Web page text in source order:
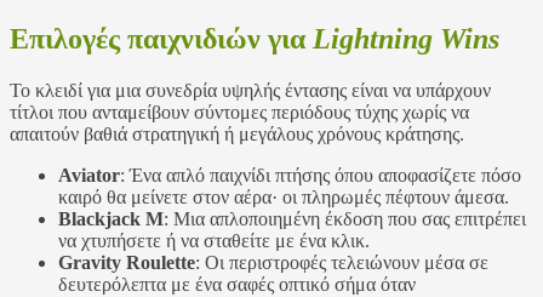
Επιλογές παιχνιδιών για Lightning Wins
Το κλειδί για μια συνεδρία υψηλής έντασης είναι να υπάρχουν
τίτλοι που ανταμείβουν σύντομες περιόδους τύχης χωρίς να
απαιτούν βαθιά στρατηγική ή μεγάλους χρόνους κράτησης.
Aviator: Ένα απλό παιχνίδι πτήσης όπου αποφασίζετε πόσο
καιρό θα μείνετε στον αέρα· οι πληρωμές πέφτουν άμεσα.
Blackjack M: Μια απλοποιημένη έκδοση που σας επιτρέπει
να χτυπήσετε ή να σταθείτε με ένα κλικ.
Gravity Roulette: Οι περιστροφές τελειώνουν μέσα σε
δευτερόλεπτα με ένα σαφές οπτικό σήμα όταν